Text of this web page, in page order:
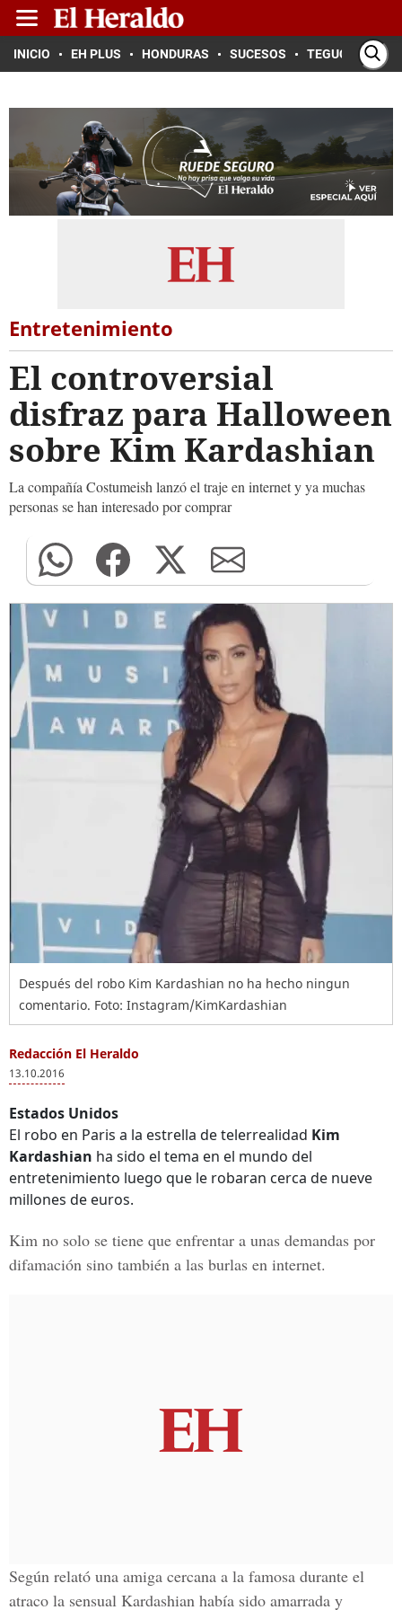
INICIO EH PLUS HONDURAS SUCESOS TEGUCIGALPA
Entretenimiento
El controversial
disfraz para Halloween
sobre Kim Kardashian
La compañía Costumeish lanzó el traje en internet y ya muchas
personas se han interesado por comprar
Después del robo Kim Kardashian no ha hecho ningun
comentario. Foto: Instagram/KimKardashian
Redacción El Heraldo
13.10.2016
Estados Unidos
El robo en Paris a la estrella de telerrealidad Kim
Kardashian ha sido el tema en el mundo del
entretenimiento luego que le robaran cerca de nueve
millones de euros.
Kim no solo se tiene que enfrentar a unas demandas por
difamación sino también a las burlas en internet.
Según relató una amiga cercana a la famosa durante el
atraco la sensual Kardashian había sido amarrada y